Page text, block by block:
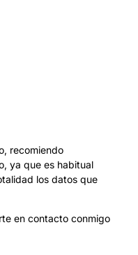
recomiendo
ya que es habitual
los datos que
en contacto conmigo